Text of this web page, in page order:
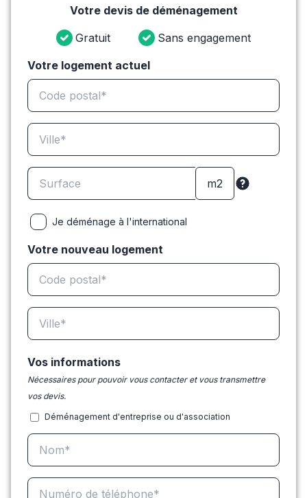
Votre devis de déménagement
Gratuit
Sans engagement
Votre logement actuel
Je déménage à l'international
Votre nouveau logement
Vos informations
Nécessaires pour pouvoir vous contacter et vous transmettre
vos devis.
Déménagement d'entreprise ou d'association